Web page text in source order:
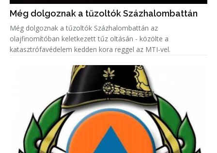
Még dolgoznak a tűzoltók Százhalombattán
Még dolgoznak a tűzoltók Százhalombattán az
olajfinomítóban keletkezett tűz oltásán - közölte a
katasztrófavédelem kedden kora reggel az MTI-vel.